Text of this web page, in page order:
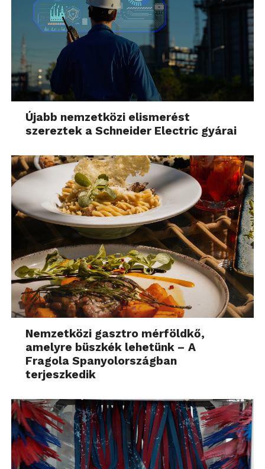
Újabb nemzetközi elismerést
szereztek a Schneider Electric gyárai
Nemzetközi gasztro mérföldkő,
amelyre büszkék lehetünk – A
Fragola Spanyolországban
terjeszkedik